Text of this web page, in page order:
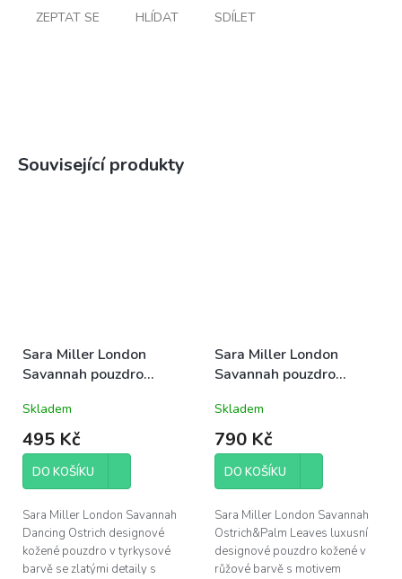
ZEPTAT SE HLÍDAT SDÍLET
Související produkty
Sara Miller London
Savannah pouzdro
22x6,5x5cm luxusní
designové tyrkysové
pštros
Skladem
495 Kč
DO KOŠÍKU
Sara Miller London Savannah
Dancing Ostrich designové
kožené pouzdro v tyrkysové
barvě se zlatými detaily s
Sara Miller London
Savannah pouzdro
Leaves 29x21,5cm
luxusní designové
růžové pštros/palma
Skladem
790 Kč
DO KOŠÍKU
Sara Miller London Savannah
Ostrich&Palm Leaves luxusní
designové pouzdro kožené v
růžové barvě s motivem